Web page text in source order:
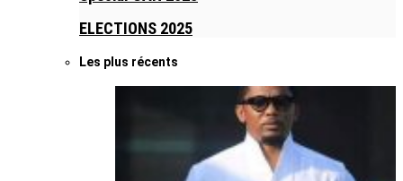
ELECTIONS 2025
Les plus récents